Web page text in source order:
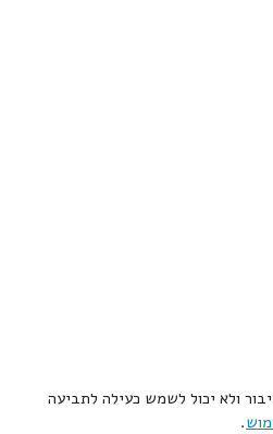
ולא יכול לשמש כעילה לתביעה
.